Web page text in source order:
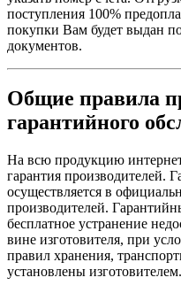
поступления 100%
покупки Вам будет выдан
документов.
Общие правила
гарантийного
На всю продукцию
гарантия производителей.
осуществляется в
производителей.
бесплатное устранение
вине изготовителя, при
правил хранения,
установлены изготовителем.